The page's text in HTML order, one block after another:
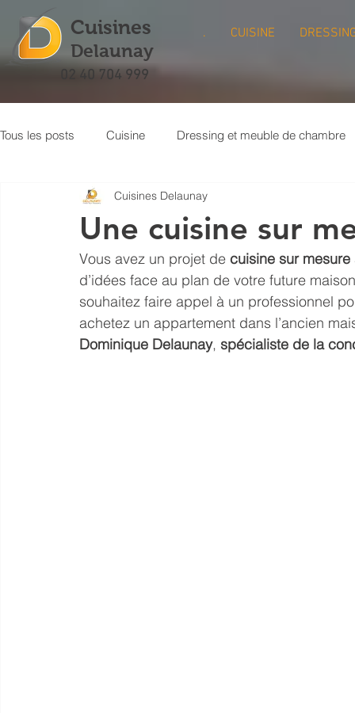
. CUISINE
Cuisines
Delaunay
02 40 704 999
Tous les posts Cuisine Dressing et meuble de chambre
Meuble bibliothèque Buanderie
Une cuisine sur
Cuisines Delaunay
Vous avez un projet de cuisine sur
d’idées face au plan de votre future
souhaitez faire appel à un professionnel
achetez un appartement dans l’ancien
Dominique Delaunay, spécialiste de la